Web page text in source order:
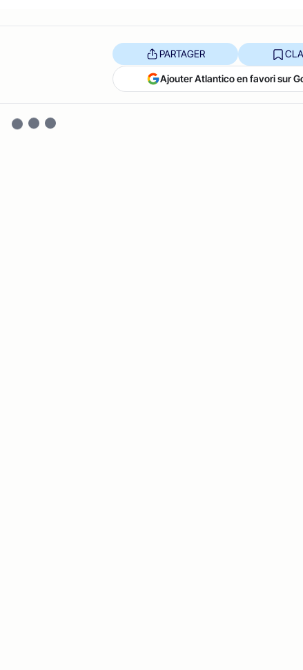
PARTAGER
Ajouter Atlantico en favori sur